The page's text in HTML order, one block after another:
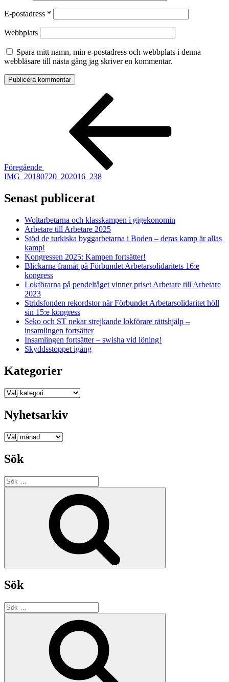
E-postadress *
Webbplats
Spara mitt namn, min e-postadress och webbplats i denna
webbläsare till nästa gång jag skriver en kommentar.
Inläggsnavigering
Föregående
IMG_20180720_202016_238
Senast publicerat
Woltarbetarna och klasskampen i gigekonomin
Arbetare till Arbetare 2025
Stöd de turkiska byggarbetarna i Boden – deras kamp är allas
kamp!
Kongressen 2025: Kampen fortsätter!
Blickarna framåt på Förbundet Arbetarsolidaritets 16:e
kongress
Lokförarna på pendeltåget vinner priset Arbetare till Arbetare
2023
Stridsfonden rekordstor när Förbundet Arbetarsolidaritet höll
sin 15:e kongress
Seko och ST nekar strejkande lokförare rättshjälp –
insamlingen fortsätter
Insamlingen fortsätter – swisha vid löning!
Skyddsstoppet igång
Kategorier
Kategorier
Nyhetsarkiv
Nyhetsarkiv
Sök
Sök
efter:
Sök
Sök
efter: